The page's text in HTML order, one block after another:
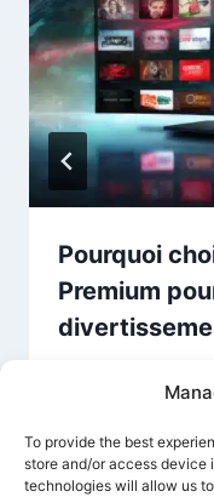
To provide the best
store and/or access device
technologies will allow us
Pourquoi
Premium